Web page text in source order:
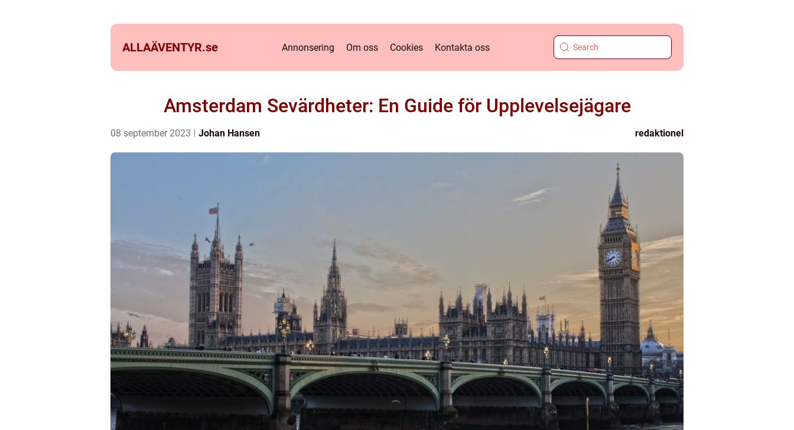
ALLAÄVENTYR.se Annonsering Om oss Cookies Kontakta oss
Amsterdam Sevärdheter: En Guide för Upplevelsejägare
08 september 2023 Johan Hansen redaktionel